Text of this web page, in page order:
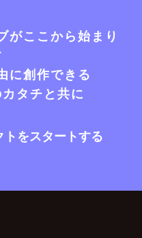
がここから始まり
に創作できる
タチと共に
をスタートする